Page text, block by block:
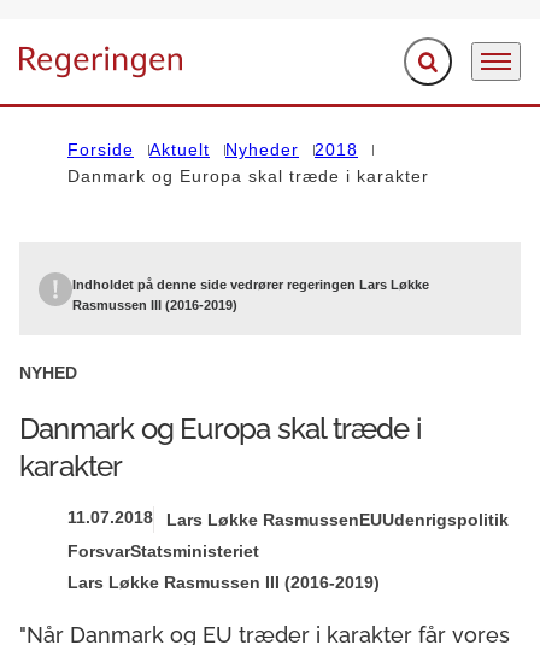
Gå til forsiden Fold søgefelt ud
Menu
Forside Aktuelt Nyheder
2018
Danmark og Europa skal træde i karakter
Indholdet på denne side vedrører regeringen Lars Løkke
Rasmussen III (2016-2019)
NYHED
Danmark og Europa skal træde i
karakter
11.07.2018 Lars Løkke RasmussenEUUdenrigspolitik
ForsvarStatsministeriet
Lars Løkke Rasmussen III (2016-2019)
"Når Danmark og EU træder i karakter får vores